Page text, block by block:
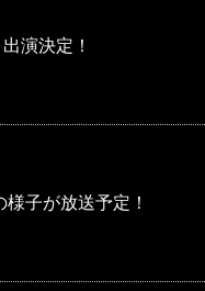
演決定！
子が放送予定！